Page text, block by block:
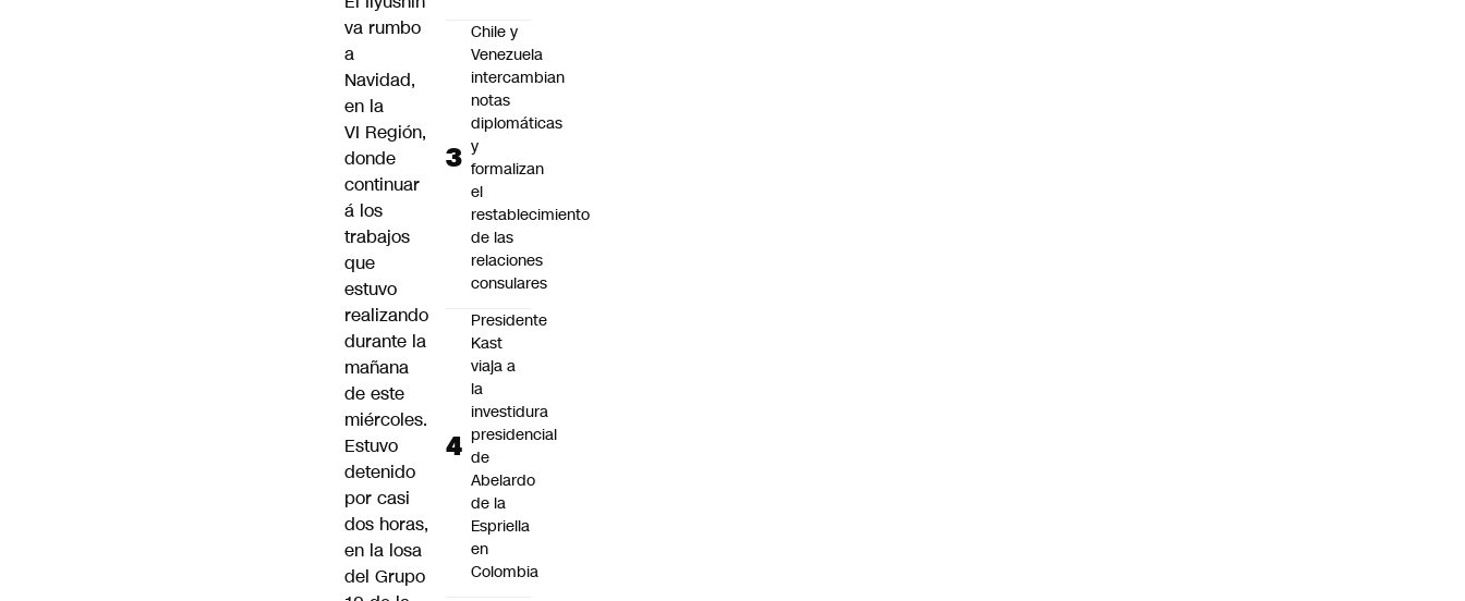
va rumbo
a
Navidad,
en la
VI Región,
donde
continuar
á los
trabajos
que
estuvo
realizando
durante la
mañana
de este
miércoles.
Estuvo
detenido
por casi
dos horas,
en la losa
del Grupo
Chile y
Venezuela
intercambian
notas
diplomáticas
y
formalizan
el
restablecimiento
de las
relaciones
consulares
Presidente
Kast
viaja a
la
investidura
presidencial
de
Abelardo
de la
Espriella
en
Colombia